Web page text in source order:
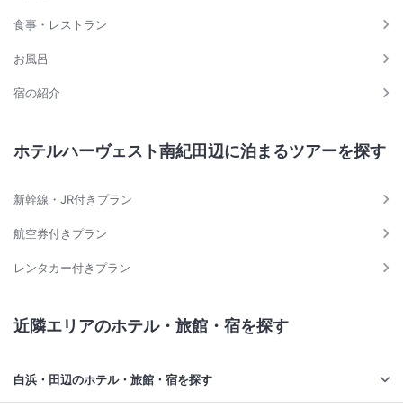
食事・レストラン
お風呂
宿の紹介
ホテルハーヴェスト南紀田辺に泊まるツアーを探す
新幹線・JR付きプラン
航空券付きプラン
レンタカー付きプラン
近隣エリアのホテル・旅館・宿を探す
白浜・田辺のホテル・旅館・宿を探す